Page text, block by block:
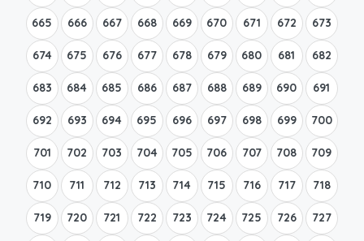
665 666 667 668 669 670 671 672 673
674 675 676 677 678 679 680 681 682
683 684 685 686 687 688 689 690 691
692 693 694 695 696 697 698 699 700
701 702 703 704 705 706 707 708 709
710 711 712 713 714 715 716 717 718
719 720 721 722 723 724 725 726 727